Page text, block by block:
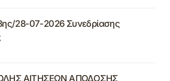
28-07-2026 Συνεδρίασης
ΑΙΤΗΣΕΩΝ ΑΠΟΔΟΣΗΣ